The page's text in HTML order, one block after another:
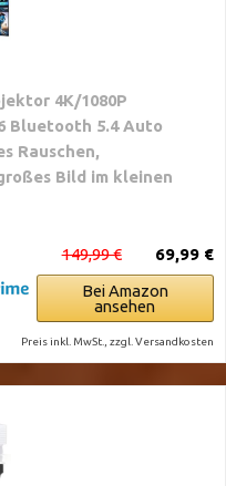
4K/1080P
Bluetooth 5.4 Auto
Rauschen,
Bild im kleinen
69,99 €
149,99 €
Bei Amazon
ansehen
Preis inkl. MwSt., zzgl. Versandkosten